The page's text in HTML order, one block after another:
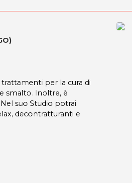
per la cura di
smalto. Inoltre, è
suo Studio potrai
decontratturanti e